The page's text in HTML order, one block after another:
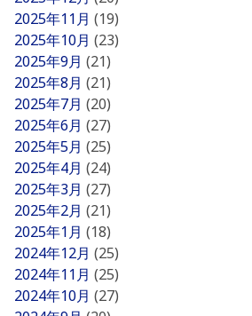
2025年11月 (19)
2025年10月 (23)
2025年9月 (21)
2025年8月 (21)
2025年7月 (20)
2025年6月 (27)
2025年5月 (25)
2025年4月 (24)
2025年3月 (27)
2025年2月 (21)
2025年1月 (18)
2024年12月 (25)
2024年11月 (25)
2024年10月 (27)